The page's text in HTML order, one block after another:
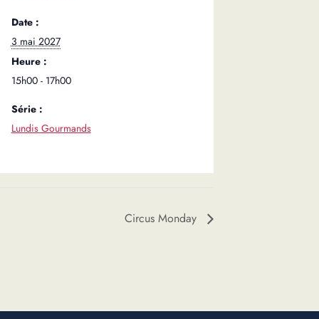
Date :
3 mai 2027
Heure :
15h00 - 17h00
Série :
Lundis Gourmands
Circus Monday